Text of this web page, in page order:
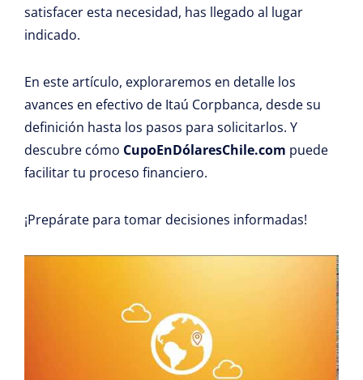
satisfacer esta necesidad, has llegado al lugar
indicado.
En este artículo, exploraremos en detalle los
avances en efectivo de Itaú Corpbanca, desde su
definición hasta los pasos para solicitarlos. Y
descubre cómo CupoEnDólaresChile.com puede
facilitar tu proceso financiero.
¡Prepárate para tomar decisiones informadas!